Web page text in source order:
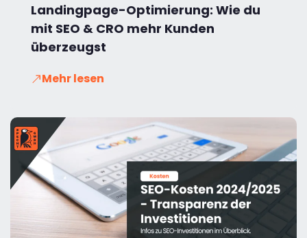
Landingpage-Optimierung: Wie du
mit SEO & CRO mehr Kunden
überzeugst
Mehr lesen